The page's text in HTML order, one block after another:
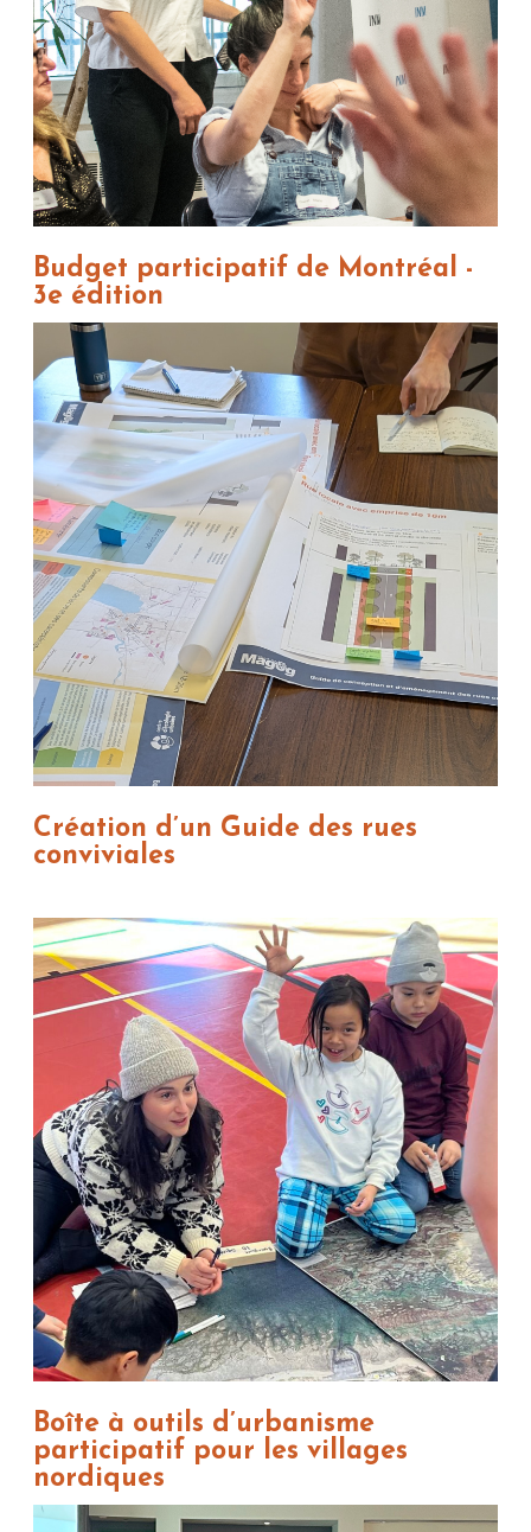
Budget participatif de Montréal -
3e édition
Création d’un Guide des rues
conviviales
Boîte à outils d’urbanisme
participatif pour les villages
nordiques